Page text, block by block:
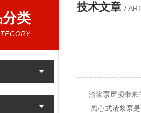
类
技术文章 /
渣浆泵磨损带来的
离心式渣浆泵是